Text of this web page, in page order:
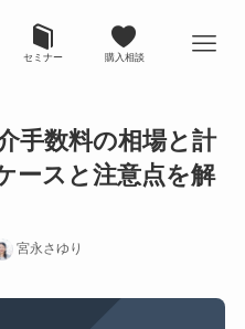
セミナー 購入相談
手数料の相場と計
ースと注意点を解
宮永さゆり